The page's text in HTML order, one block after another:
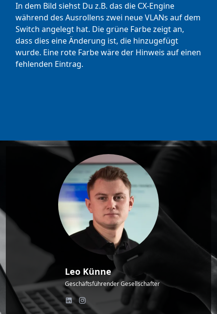
In dem Bild siehst Du z.B. das die CX-Engine
während des Ausrollens zwei neue VLANs auf dem
Switch angelegt hat. Die grüne Farbe zeigt an,
dass dies eine Änderung ist, die hinzugefügt
wurde. Eine rote Farbe wäre der Hinweis auf einen
fehlenden Eintrag.
Leo Künne
Geschäftsführender Gesellschafter